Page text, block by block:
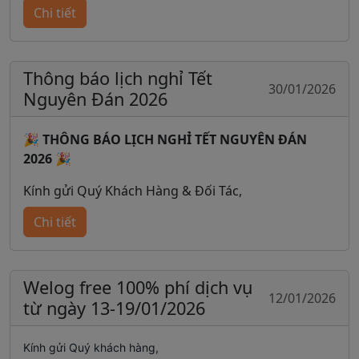
📩 Mọi thông tin chi tiết và hỗ trợ, vui lòng liên hệ:
dụng theo tỷ giá mới là: 1 NDT = 4.058đ. Các đơn hàng
đặt cọc trước 13h30 ngày 25/03/2026 vẫn áp dụng theo
Trân trọng!
Chi tiết
Thông báo lịch nghỉ Tết
Nguyên Đán 2026
30/01/2026
🎉 THÔNG BÁO LỊCH NGHỈ TẾT NGUYÊN ĐÁN
2026 🎉
Kính gửi Quý Khách Hàng & Đối Tác,
Công ty xin trân trọng thông báo lịch nghỉ Tết
Nguyên Đán 2026 như sau:
🗓Thời gian làm việc trở lại: 24/02/2026 (Mùng 8
Tết)
Chi tiết
Welog free 100% phí dịch vụ
từ ngày 13-19/01/2026
12/01/2026
Kính gửi Quý khách hàng,